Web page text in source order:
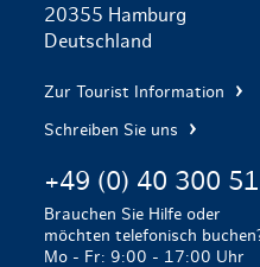
20355 Hamburg
Deutschland
Zur Tourist Information
Schreiben Sie uns
+49 (0) 40 300
Brauchen Sie Hilfe oder
möchten telefonisch
Mo - Fr: 9:00 - 17:00 Uhr